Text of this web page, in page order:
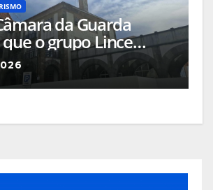
da Guarda
o grupo Lince
na cidade, o
pretende
no Hotel Turismo